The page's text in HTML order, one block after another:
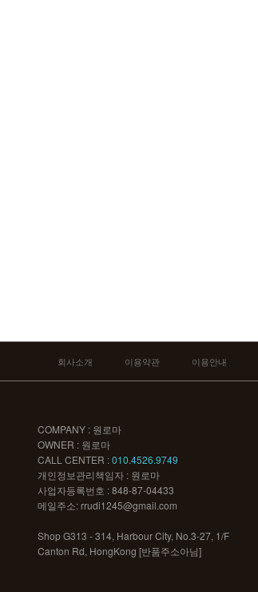
회사소개 이용약관 이용안내
COMPANY : 원로마
OWNER : 원로마
CALL CENTER :010.4526.9749
개인정보관리책임자 : 원로마
사업자등록번호 : 848-87-04433
메일주소: rrudi1245@gmail.com
Shop G313 - 314, Harbour City, No.3-27, 1/F
Canton Rd, HongKong [반품주소아님]